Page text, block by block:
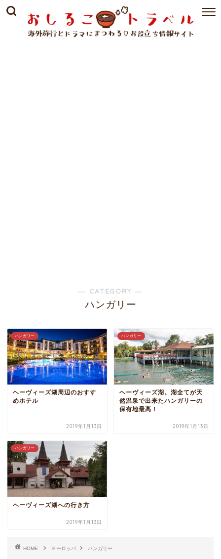
― CATEGORY ―
ハンガリー
ハンガリー
ヘーヴィーズ湖周辺のおすす
めホテル
2019年1月13日
ハンガリー
ヘーヴィーズ湖。湖全てが天
然温泉で出来たハンガリーの
保有地最高！
2019年1月13日
ハンガリー
ヘーヴィーズ湖への行き方
2019年1月13日
HOME ヨーロッパ ハンガリー